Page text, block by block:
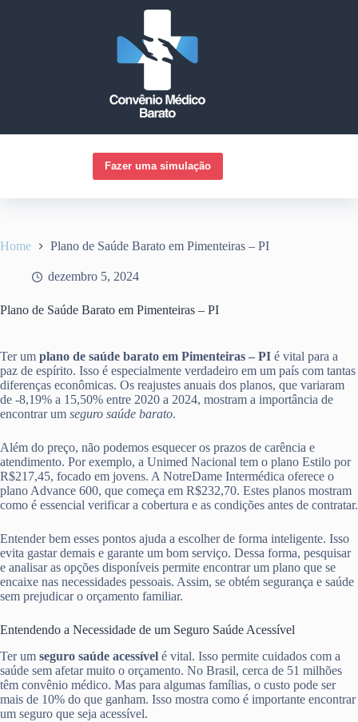
Fazer uma simulação
Home Plano de Saúde Barato em Pimenteiras – PI
dezembro 5, 2024
Plano de Saúde Barato em Pimenteiras – PI
Ter um plano de saúde barato em Pimenteiras – PI é vital para a
paz de espírito. Isso é especialmente verdadeiro em um país com tantas
diferenças econômicas. Os reajustes anuais dos planos, que variaram
de -8,19% a 15,50% entre 2020 a 2024, mostram a importância de
encontrar um seguro saúde barato.
Além do preço, não podemos esquecer os prazos de carência e
atendimento. Por exemplo, a Unimed Nacional tem o plano Estilo por
R$217,45, focado em jovens. A NotreDame Intermédica oferece o
plano Advance 600, que começa em R$232,70. Estes planos mostram
como é essencial verificar a cobertura e as condições antes de contratar.
Entender bem esses pontos ajuda a escolher de forma inteligente. Isso
evita gastar demais e garante um bom serviço. Dessa forma, pesquisar
e analisar as opções disponíveis permite encontrar um plano que se
encaixe nas necessidades pessoais. Assim, se obtém segurança e saúde
sem prejudicar o orçamento familiar.
Entendendo a Necessidade de um Seguro Saúde Acessível
Ter um seguro saúde acessível é vital. Isso permite cuidados com a
saúde sem afetar muito o orçamento. No Brasil, cerca de 51 milhões
têm convênio médico. Mas para algumas famílias, o custo pode ser
mais de 10% do que ganham. Isso mostra como é importante encontrar
um seguro que seja acessível.